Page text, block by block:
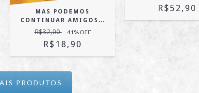
MAS PODEMOS
CONTINUAR AMIGOS…
R$32,00 41% OFF
R$18,90
R$52,90
PRODUTOS